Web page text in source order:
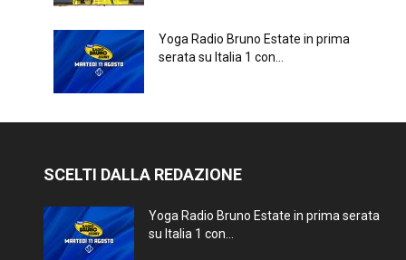
Yoga Radio Bruno Estate in prima
serata su Italia 1 con...
SCELTI DALLA REDAZIONE
Yoga Radio Bruno Estate in prima serata
su Italia 1 con...